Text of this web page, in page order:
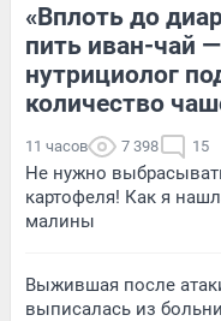
«Вплоть до
пить иван-чай
нутрициолог
количество
11 часов 7 398 15
Не нужно
картофеля! Как я
малины
Выжившая после
выписалась из